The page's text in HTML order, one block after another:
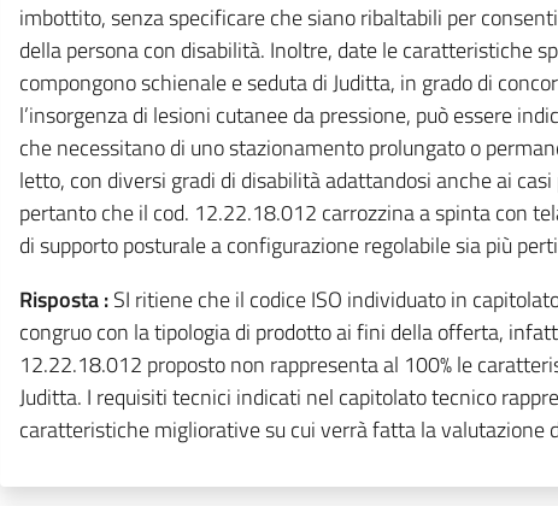
imbottito, senza specificare che siano ribaltabili per
della persona con disabilità. Inoltre, date le caratteristiche
compongono schienale e seduta di Juditta, in grado di
l’insorgenza di lesioni cutanee da pressione, può essere
che necessitano di uno stazionamento prolungato o
letto, con diversi gradi di disabilità adattandosi anche ai
pertanto che il cod. 12.22.18.012 carrozzina a spinta con
di supporto posturale a configurazione regolabile sia più
Risposta :SI ritiene che il codice ISO individuato in
congruo con la tipologia di prodotto ai fini della offerta,
12.22.18.012 proposto non rappresenta al 100% le
Juditta. I requisiti tecnici indicati nel capitolato tecnico
caratteristiche migliorative su cui verrà fatta la valutazione